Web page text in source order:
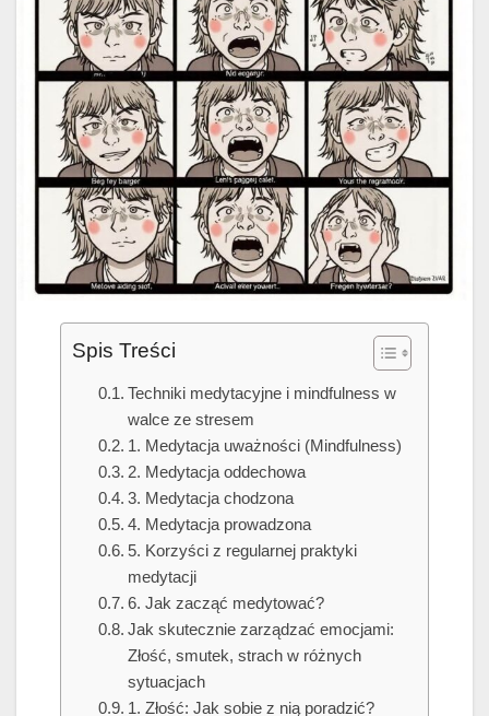
Spis Treści
Techniki medytacyjne i mindfulness w
walce ze stresem
1. Medytacja uważności (Mindfulness)
2. Medytacja oddechowa
3. Medytacja chodzona
4. Medytacja prowadzona
5. Korzyści z regularnej praktyki
medytacji
6. Jak zacząć medytować?
Jak skutecznie zarządzać emocjami:
Złość, smutek, strach w różnych
sytuacjach
1. Złość: Jak sobie z nią poradzić?